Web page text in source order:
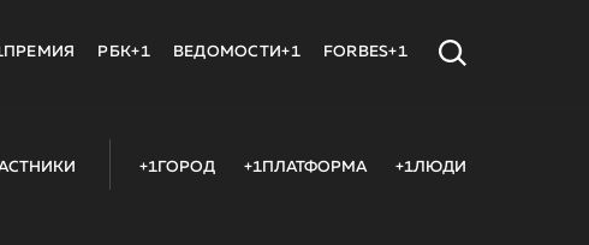
РБК+1 ВЕДОМОСТИ+1 FORBES+1
+1ГОРОД +1ПЛАТФОРМА +1ЛЮДИ